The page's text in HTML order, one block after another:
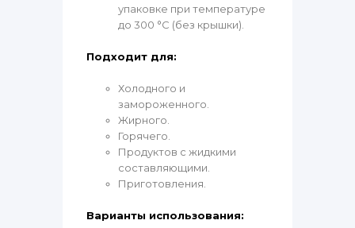
упаковке при температуре
до 300 °C (без крышки).
Подходит для:
Холодного и
замороженного.
Жирного.
Горячего.
Продуктов с жидкими
составляющими.
Приготовления.
Варианты использования: